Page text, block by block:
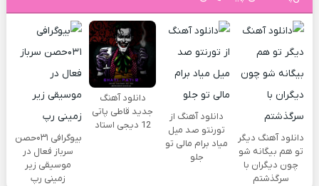
دانلود آهنگ دیگر
تو هم بیگانه شو
چون دیگران با
سرگذشتم
دانلود آهنگ از
تورنتو صد میل
میاد برام مالی تو
جلو
دانلود آهنگ
جدید قاطی پاتی
12 دیجی استاد
بیوگرافی ۰۳۱حصن
سرباز فعال در
موسیقی زیر
زمینی رپ